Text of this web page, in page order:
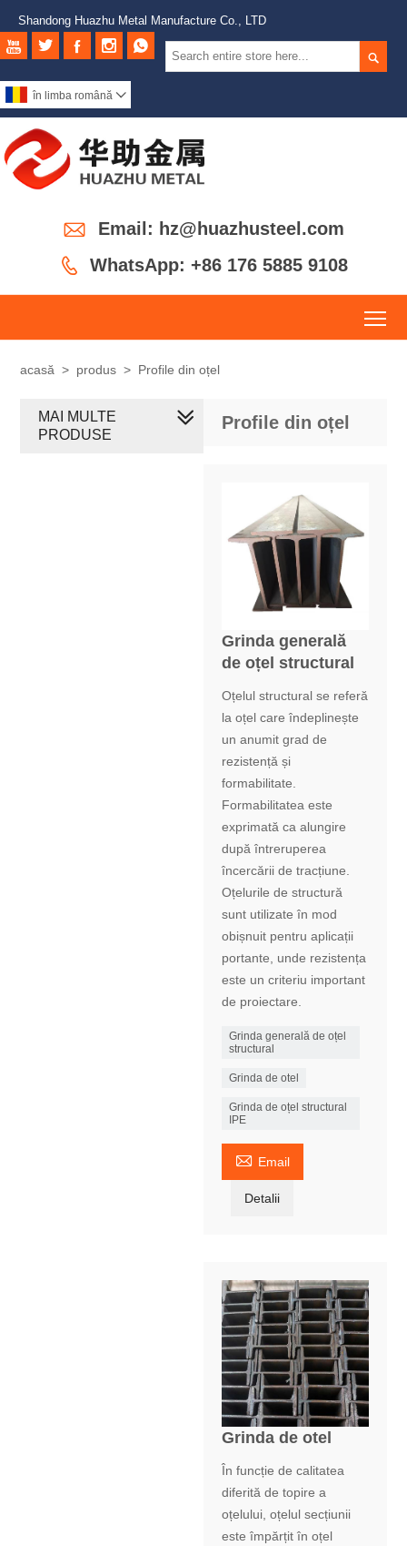
Shandong Huazhu Metal Manufacture Co., LTD

    
în limba română 
 Email: hz@huazhusteel.com
 WhatsApp: +86 176 5885 9108
acasă > produs > Profile din oțel
Profile din oțel
Grinda generală
de oțel structural
Oțelul structural se referă
la oțel care îndeplinește
un anumit grad de
rezistență și
formabilitate.
Formabilitatea este
exprimată ca alungire
după întreruperea
încercării de tracțiune.
Oțelurile de structură
sunt utilizate în mod
obișnuit pentru aplicații
portante, unde rezistența
este un criteriu important
de proiectare.
Grinda generală de oțel
structural
Grinda de otel
Grinda de oțel structural
IPE
 Email
Detalii
Grinda de otel
În funcție de calitatea
diferită de topire a
oțelului, oțelul secțiunii
este împărțit în oțel
MAI MULTE
PRODUSE